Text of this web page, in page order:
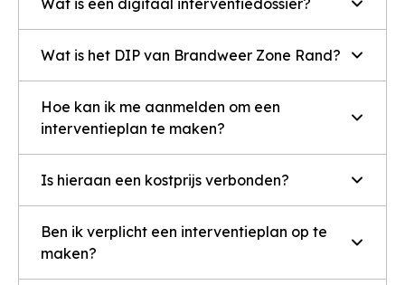
Wat is het DIP van Brandweer Zone Rand?
Hoe kan ik me aanmelden om een
interventieplan te maken?
Is hieraan een kostprijs verbonden?
Ben ik verplicht een interventieplan op te
maken?